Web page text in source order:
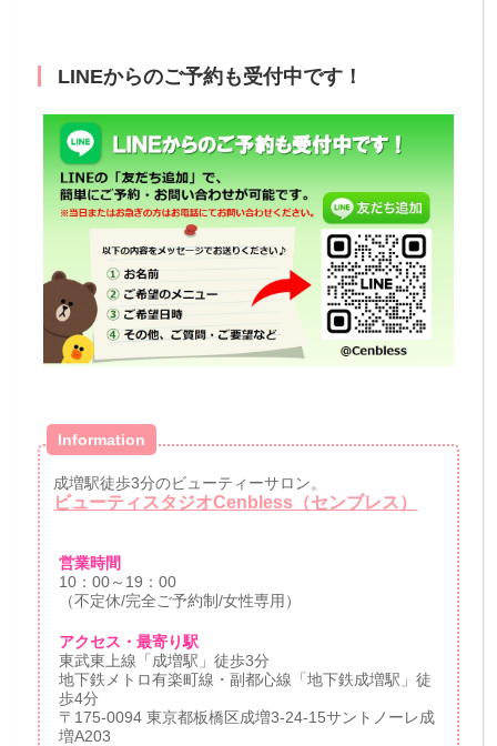
LINEからのご予約も受付中です！
Information
成増駅徒歩3分のビューティーサロン。
ビューティスタジオCenbless（センブレス）
営業時間
10：00～19：00
（不定休/完全ご予約制/女性専用）
アクセス・最寄り駅
東武東上線「成増駅」徒歩3分
地下鉄メトロ有楽町線・副都心線「地下鉄成増駅」徒
歩4分
〒175-0094 東京都板橋区成増3-24-15サントノーレ成
増A203